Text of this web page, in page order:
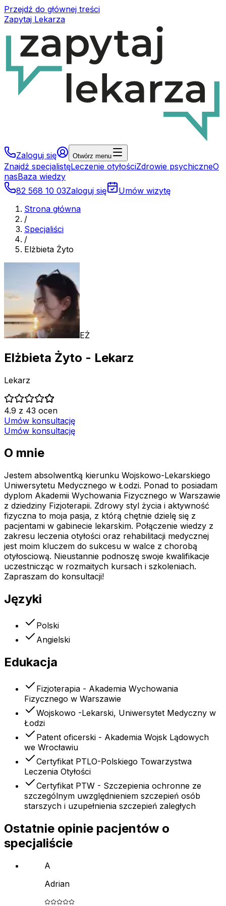
Przejdź do głównej treści
Zapytaj Lekarza
Zaloguj się Otwórz menu
Znajdź specjalistęLeczenie otyłościZdrowie psychiczneO
nasBaza wiedzy
82 568 10 03Zaloguj się
Umów wizytę
Strona główna
/
Specjaliści
/
Elżbieta Żyto
EŻ
Elżbieta Żyto - Lekarz
Lekarz
4.9 z 43 ocen
Umów konsultację
Umów konsultację
O mnie
Jestem absolwentką kierunku Wojskowo-Lekarskiego
Uniwersytetu Medycznego w Łodzi. Ponad to posiadam
dyplom Akademii Wychowania Fizycznego w Warszawie
z dziedziny Fizjoterapii. Zdrowy styl życia i aktywność
fizyczna to moja pasja, z którą chętnie dzielę się z
pacjentami w gabinecie lekarskim. Połączenie wiedzy z
zakresu leczenia otyłości oraz rehabilitacji medycznej
jest moim kluczem do sukcesu w walce z chorobą
otyłosciową. Nieustannie podnoszę swoje kwalifikacje
uczestnicząc w rozmaitych kursach i szkoleniach.
Zapraszam do konsultacji!
Języki
Polski
Angielski
Edukacja
Fizjoterapia - Akademia Wychowania
Fizycznego w Warszawie
Wojskowo -Lekarski, Uniwersytet Medyczny w
Łodzi
Patent oficerski - Akademia Wojsk Lądowych
we Wrocławiu
Certyfikat PTLO-Polskiego Towarzystwa
Leczenia Otyłości
Certyfikat PTW - Szczepienia ochronne ze
szczególnym uwzględnieniem szczepień osób
starszych i uzupełnienia szczepień zaległych
Ostatnie opinie pacjentów o
specjaliście
A
Adrian